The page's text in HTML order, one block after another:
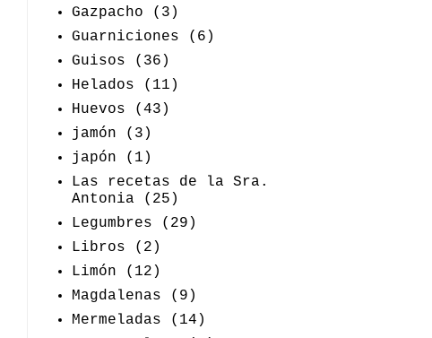
Gazpacho
(3)
Guarniciones
(6)
Guisos
(36)
Helados
(11)
Huevos
(43)
jamón
(3)
japón
(1)
Las recetas de la Sra.
Antonia
(25)
Legumbres
(29)
Libros
(2)
Limón
(12)
Magdalenas
(9)
Mermeladas
(14)